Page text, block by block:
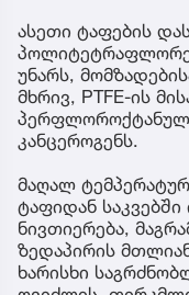
ასეთი ტაფების
უნარს,
მხრივ, PTFE-ის
პერფლოროქტანულ
კანცეროგენს.
მაღალ
ტაფიდან
ნივთიერება,
ზედაპირის
ხარისხი